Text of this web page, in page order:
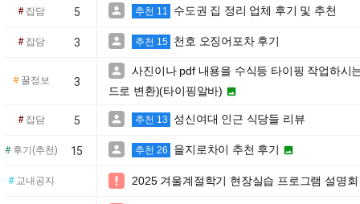
#잡담 5  추천 11 수도권 집 정리 업체 후기 및 추천
#잡담 3  추천 15 천호 오징어포차 후기
#꿀정보 3

사진이나 pdf 내용을 수식등 타이핑 작업하시
드로 변환)(타이핑알바) 
#잡담 5  추천 13 성신여대 인근 식당들 리뷰
#후기(추천) 15  추천 26 을지로차이 추천 후기 
#교내공지  2025 겨울계절학기 현장실습 프로그램 설명